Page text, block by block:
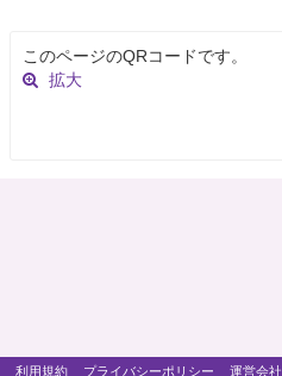
このページのQRコードです。
拡大
利用規約 プライバシーポリシー 運営会社